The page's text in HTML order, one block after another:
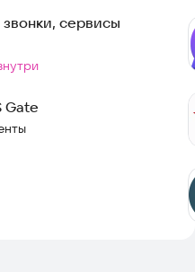
сервисы